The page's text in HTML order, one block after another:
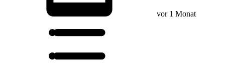
vor 1 Monat